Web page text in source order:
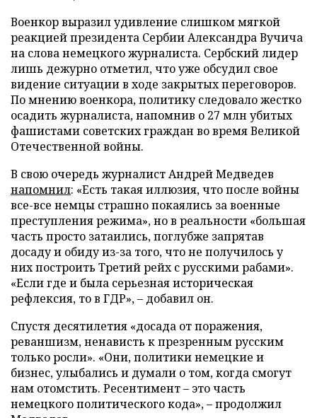
Военкор выразил удивление слишком мягкой
реакцией президента Сербии Александра Вучича
на слова немецкого журналиста. Сербский лидер
лишь дежурно отметил, что уже обсудил свое
видение ситуации в ходе закрытых переговоров.
По мнению военкора, политику следовало жестко
осадить журналиста, напомнив о 27 млн убитых
фашистами советских граждан во время Великой
Отечественной войны.
В свою очередь журналист Андрей Медведев
напомнил: «Есть такая иллюзия, что после войны
все-все немцы страшно покаялись за военные
преступления режима», но в реальности «большая
часть просто затаились, поглубже запрятав
досаду и обиду из-за того, что не получилось у
них построить Третий рейх с русскими рабами».
«Если где и была серьезная историческая
рефлексия, то в ГДР», – добавил он.
Спустя десятилетия «досада от поражения,
реваншизм, ненависть к презренным русским
только росли». «Они, политики немецкие и
бизнес, улыбались и думали о том, когда смогут
нам отомстить. Ресентимент – это часть
немецкого политического кода», – продолжил